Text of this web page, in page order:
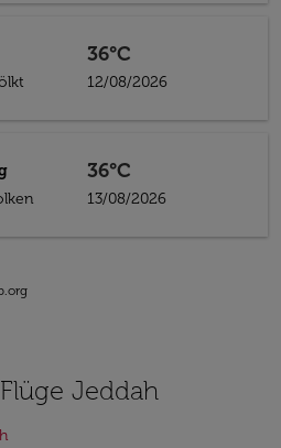
36°C
12/08/2026
36°C
13/08/2026
Jeddah